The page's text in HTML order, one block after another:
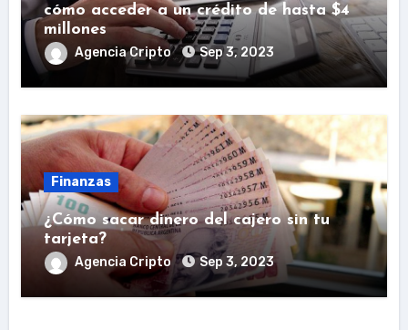
cómo acceder a un crédito de hasta $4
millones
Agencia Cripto Sep 3, 2023
Finanzas
¿Cómo sacar dinero del cajero sin tu
tarjeta?
Agencia Cripto Sep 3, 2023